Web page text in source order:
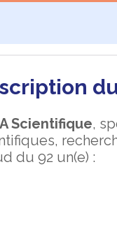
Scientifique,
du 92 un(e) :